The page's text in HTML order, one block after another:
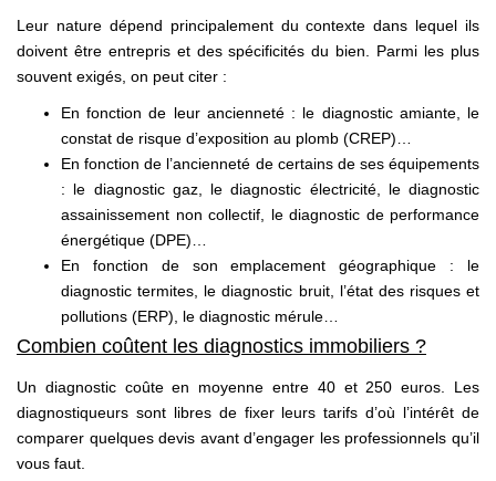
Leur nature dépend principalement du contexte dans lequel ils
doivent être entrepris et des spécificités du bien. Parmi les plus
souvent exigés, on peut citer :
En fonction de leur ancienneté : le diagnostic amiante, le
constat de risque d’exposition au plomb (CREP)…
En fonction de l’ancienneté de certains de ses équipements
: le diagnostic gaz, le diagnostic électricité, le diagnostic
assainissement non collectif, le diagnostic de performance
énergétique (DPE)…
En fonction de son emplacement géographique : le
diagnostic termites, le diagnostic bruit, l’état des risques et
pollutions (ERP), le diagnostic mérule…
Combien coûtent les diagnostics immobiliers ?
Un diagnostic coûte en moyenne entre 40 et 250 euros. Les
diagnostiqueurs sont libres de fixer leurs tarifs d’où l’intérêt de
comparer quelques devis avant d’engager les professionnels qu’il
vous faut.